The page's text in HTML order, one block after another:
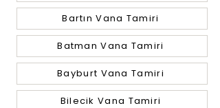
Bartın Vana Tamiri
Batman Vana Tamiri
Bayburt Vana Tamiri
Bilecik Vana Tamiri